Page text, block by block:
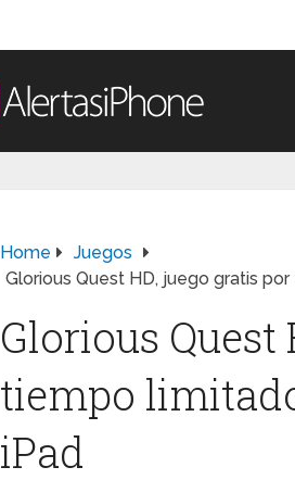
Home
Juegos
Glorious Quest HD, juego gratis
Glorious Quest
tiempo
iPad